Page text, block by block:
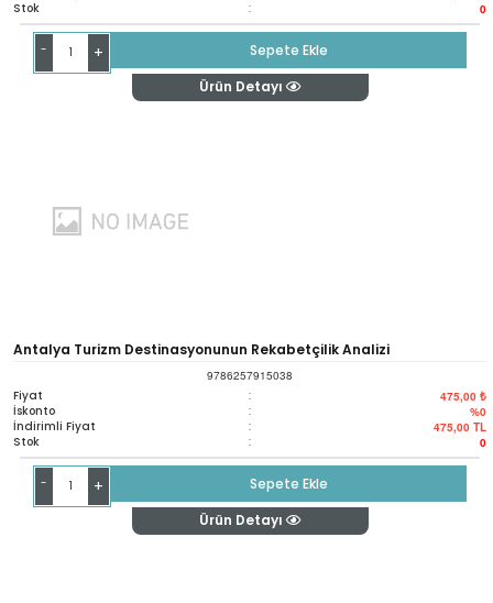
Stok : 0
- +
Sepete Ekle
Ürün Detayı
Antalya Turizm Destinasyonunun Rekabetçilik Analizi
9786257915038
Fiyat : 475,00 ₺
İskonto : %0
İndirimli Fiyat : 475,00 TL
Stok : 0
- +
Sepete Ekle
Ürün Detayı